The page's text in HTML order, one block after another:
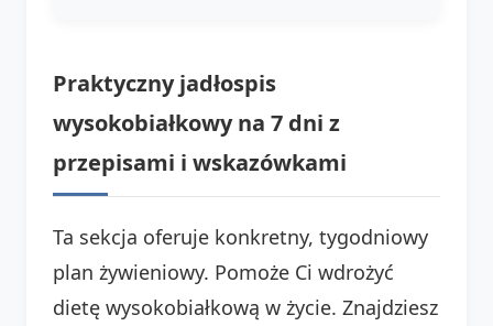
Praktyczny jadłospis
wysokobiałkowy na 7 dni z
przepisami i wskazówkami
Ta sekcja oferuje konkretny, tygodniowy
plan żywieniowy. Pomoże Ci wdrożyć
dietę wysokobiałkową w życie. Znajdziesz